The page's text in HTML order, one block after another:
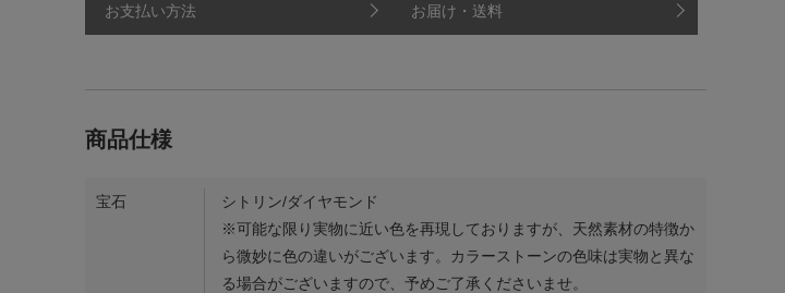
お支払い方法 お届け・送料
宝石
シトリン/ダイヤモンド
※可能な限り実物に近い色を再現しておりますが、天然素材の特徴か
ら微妙に色の違いがございます。カラーストーンの色味は実物と異な
る場合がございますので、予めご了承くださいませ。